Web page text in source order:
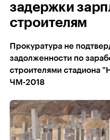
задержки
строителям
Прокуратура не
задолженности по
строителями стадиона
ЧМ-2018